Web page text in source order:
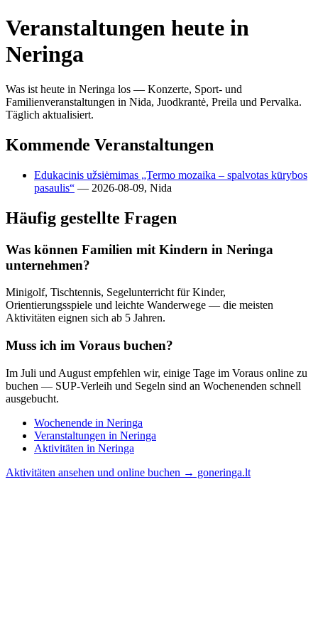
Veranstaltungen heute in
Neringa
Was ist heute in Neringa los — Konzerte, Sport- und
Familienveranstaltungen in Nida, Juodkrantė, Preila und Pervalka.
Täglich aktualisiert.
Kommende Veranstaltungen
Edukacinis užsiėmimas „Termo mozaika – spalvotas kūrybos
pasaulis“ — 2026-08-09, Nida
Häufig gestellte Fragen
Was können Familien mit Kindern in Neringa
unternehmen?
Minigolf, Tischtennis, Segelunterricht für Kinder,
Orientierungsspiele und leichte Wanderwege — die meisten
Aktivitäten eignen sich ab 5 Jahren.
Muss ich im Voraus buchen?
Im Juli und August empfehlen wir, einige Tage im Voraus online zu
buchen — SUP-Verleih und Segeln sind an Wochenenden schnell
ausgebucht.
Wochenende in Neringa
Veranstaltungen in Neringa
Aktivitäten in Neringa
Aktivitäten ansehen und online buchen → goneringa.lt